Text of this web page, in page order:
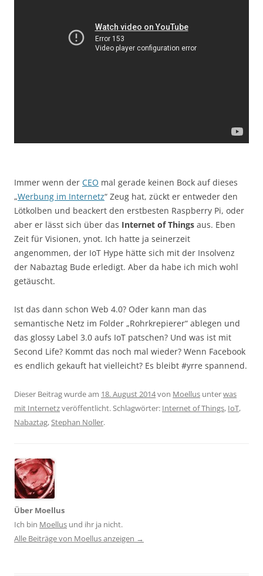
Immer wenn der CEO mal gerade keinen Bock auf dieses
„Werbung im Internetz“ Zeug hat, zückt er entweder den
Lötkolben und beackert den erstbesten Raspberry Pi, oder
aber er lässt sich über das Internet of Things aus. Eben
Zeit für Visionen, ynot. Ich hatte ja seinerzeit
angenommen, der IoT Hype hätte sich mit der Insolvenz
der Nabaztag Bude erledigt. Aber da habe ich mich wohl
getäuscht.
Ist das dann schon Web 4.0? Oder kann man das
semantische Netz im Folder „Rohrkrepierer“ ablegen und
das glossy Label 3.0 aufs IoT patschen? Und was ist mit
Second Life? Kommt das noch mal wieder? Wenn Facebook
es endlich gekauft hat vielleicht? Es bleibt #yrre spannend.
Dieser Beitrag wurde am 18. August 2014von Moellus unterwas
mit Internetzveröffentlicht. Schlagwörter: Internet of Things, IoT,
Nabaztag,Stephan Noller.
Über Moellus
Ich bin Moellus und ihr ja nicht.
Alle Beiträge von Moellus anzeigen →